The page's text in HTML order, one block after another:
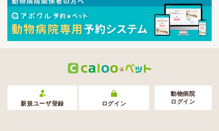
新規ユーザ登録 ログイン
動物病院
ログイン